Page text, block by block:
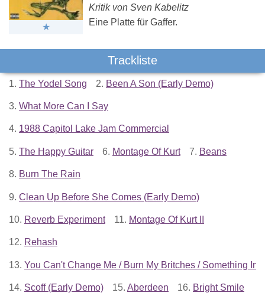
Kritik von Sven Kabelitz
Eine Platte für Gaffer.
Trackliste
1. The Yodel Song 2. Been A Son (Early Demo)
3. What More Can I Say
4. 1988 Capitol Lake Jam Commercial
5. The Happy Guitar 6. Montage Of Kurt 7. Beans
8. Burn The Rain
9. Clean Up Before She Comes (Early Demo)
10. Reverb Experiment 11. Montage Of Kurt II
12. Rehash
13. You Can't Change Me / Burn My Britches / Something In
14. Scoff (Early Demo) 15. Aberdeen 16. Bright Smile